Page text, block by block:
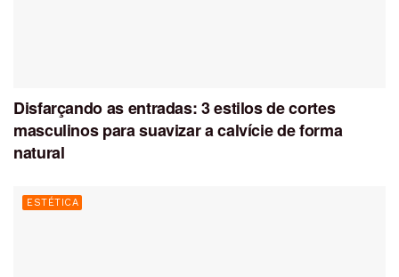
Disfarçando as entradas: 3 estilos de cortes
masculinos para suavizar a calvície de forma
natural
ESTÉTICA